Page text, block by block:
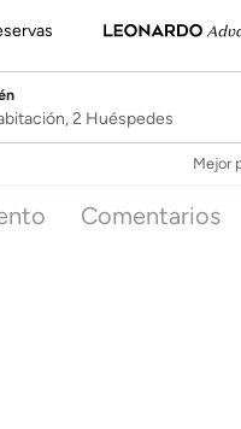
2 Huéspedes
Mejor
Comentarios